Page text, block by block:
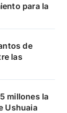
para la
de
las
millones la
Ushuaia